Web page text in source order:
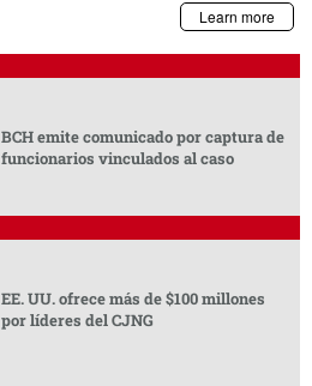
BCH emite comunicado por captura de
funcionarios vinculados al caso
EE. UU. ofrece más de $100 millones
por líderes del CJNG